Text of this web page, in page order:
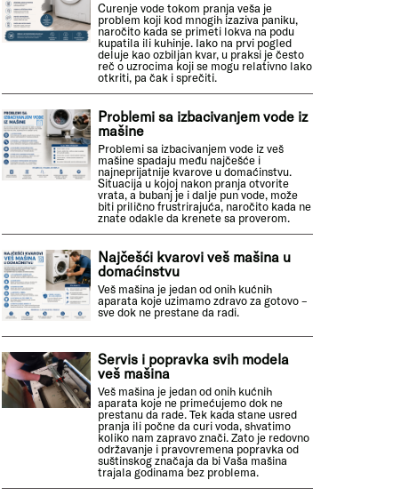
Curenje vode tokom pranja veša je
problem koji kod mnogih izaziva paniku,
naročito kada se primeti lokva na podu
kupatila ili kuhinje. Iako na prvi pogled
deluje kao ozbiljan kvar, u praksi je često
reč o uzrocima koji se mogu relativno lako
otkriti, pa čak i sprečiti.
Problemi sa izbacivanjem vode iz
mašine
Problemi sa izbacivanjem vode iz veš
mašine spadaju među najčešće i
najneprijatnije kvarove u domaćinstvu.
Situacija u kojoj nakon pranja otvorite
vrata, a bubanj je i dalje pun vode, može
biti prilično frustrirajuća, naročito kada ne
znate odakle da krenete sa proverom.
Najčešći kvarovi veš mašina u
domaćinstvu
Veš mašina je jedan od onih kućnih
aparata koje uzimamo zdravo za gotovo –
sve dok ne prestane da radi.
Servis i popravka svih modela
veš mašina
Veš mašina je jedan od onih kućnih
aparata koje ne primećujemo dok ne
prestanu da rade. Tek kada stane usred
pranja ili počne da curi voda, shvatimo
koliko nam zapravo znači. Zato je redovno
održavanje i pravovremena popravka od
suštinskog značaja da bi Vaša mašina
trajala godinama bez problema.